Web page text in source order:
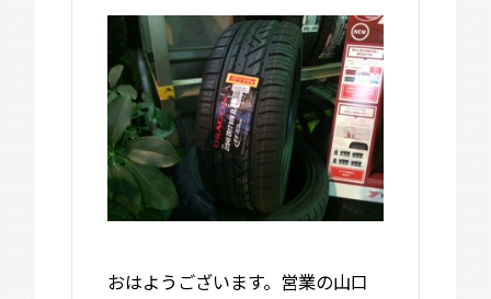
おはようございます。営業の山口